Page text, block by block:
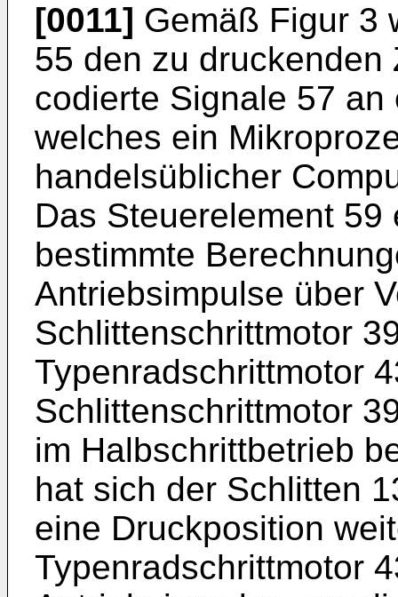
[0011] Gemäß Figur 3
55 den zu
codierte Signale 57
welches ein
handelsüblicher
Das Steuerelement
bestimmte
Antriebsimpulse über
Schlittenschrittmotor
Typenradschrittmotor
Schlittenschrittmotor
im Halbschrittbetrieb
hat sich der Schlitten
eine Druckposition
Typenradschrittmotor